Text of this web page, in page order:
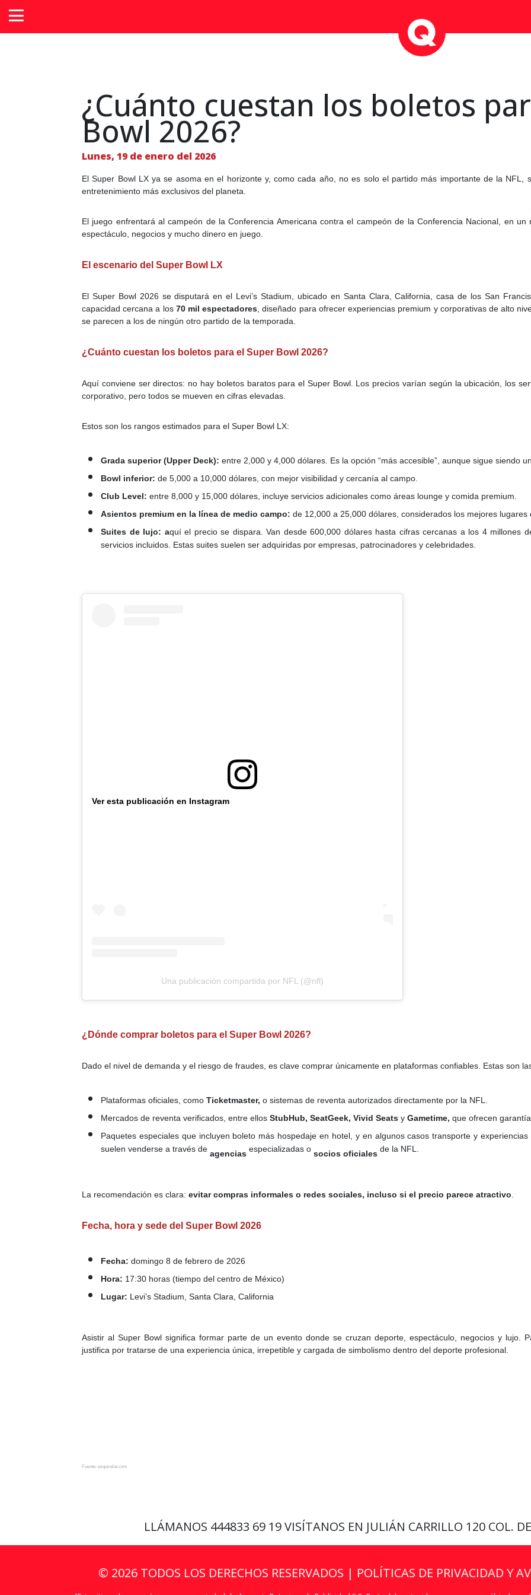
¿Cuánto cuestan los boletos
Bowl 2026?
Lunes, 19 de enero del 2026
El Super Bowl LX ya se asoma en el horizonte y, como cada año, no es solo el partido más importante de la NFL,
entretenimiento más exclusivos del planeta.
El juego enfrentará al campeón de la Conferencia Americana contra el campeón de la Conferencia Nacional, en un
espectáculo, negocios y mucho dinero en juego.
El escenario del Super Bowl LX
El Super Bowl 2026 se disputará en el Levi’s Stadium, ubicado en Santa Clara, California, casa de los San
capacidad cercana a los 70 mil espectadores , diseñado para ofrecer experiencias premium y corporativas de alto
se parecen a los de ningún otro partido de la temporada.
¿Cuánto cuestan los boletos para el Super Bowl 2026?
Aquí conviene ser directos: no hay boletos baratos para el Super Bowl. Los precios varían según la ubicación, los
corporativo, pero todos se mueven en cifras elevadas.
Estos son los rangos estimados para el Super Bowl LX:
Grada superior (Upper Deck): entre 2,000 y 4,000 dólares. Es la opción “más accesible”, aunque sigue siendo
Bowl inferior: de 5,000 a 10,000 dólares, con mejor visibilidad y cercanía al campo.
Club Level: entre 8,000 y 15,000 dólares, incluye servicios adicionales como áreas lounge y comida premium.
Asientos premium en la línea de medio campo: de 12,000 a 25,000 dólares, considerados los mejores lugares
Suites de lujo: aquí el precio se dispara. Van desde 600,000 dólares hasta cifras cercanas a los 4 millones
servicios incluidos. Estas suites suelen ser adquiridas por empresas, patrocinadores y celebridades.
Ver esta publicación en Instagram
Una publicación compartida por NFL (@nfl)
¿Dónde comprar boletos para el Super Bowl 2026?
Dado el nivel de demanda y el riesgo de fraudes, es clave comprar únicamente en plataformas confiables. Estas son
Plataformas oficiales, como Ticketmaster, o sistemas de reventa autorizados directamente por la NFL.
Mercados de reventa verificados, entre ellos StubHub, SeatGeek, Vivid Seats y Gametime, que ofrecen
Paquetes especiales que incluyen boleto más hospedaje en hotel, y en algunos casos transporte y
suelen venderse a través de agencias especializadas o socios oficiales de la NFL.
La recomendación es clara: evitar compras informales o redes sociales, incluso si el precio parece atractivo
Fecha, hora y sede del Super Bowl 2026
Fecha: domingo 8 de febrero de 2026
Hora: 17:30 horas (tiempo del centro de México)
Lugar: Levi’s Stadium, Santa Clara, California
Asistir al Super Bowl significa formar parte de un evento donde se cruzan deporte, espectáculo, negocios y lujo.
justifica por tratarse de una experiencia única, irrepetible y cargada de simbolismo dentro del deporte profesional.
Fuente: esquirelat.com
LLÁMANOS 444833 69 19VISÍTANOS EN JULIÁN CARRILLO 120 COL.
© 2026 TODOS LOS DERECHOS RESERVADOS | POLÍTICAS DE PRIVACIDAD Y